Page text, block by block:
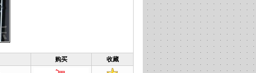
购买
收藏